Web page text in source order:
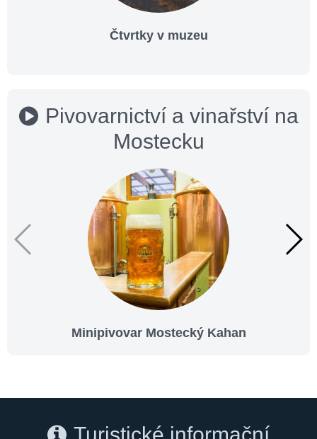
Čtvrtky v muzeu
Pivovarnictví a vinařství na
Mostecku
Minipivovar Mostecký Kahan